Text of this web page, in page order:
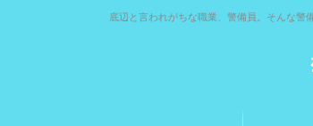
底辺と言われがちな職業、警備員。そんな警